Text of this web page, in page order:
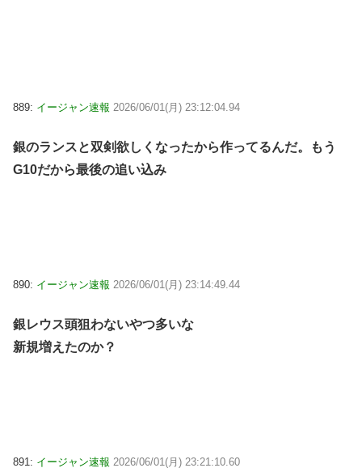
889: イージャン速報 2026/06/01(月) 23:12:04.94
銀のランスと双剣欲しくなったから作ってるんだ。もう
G10だから最後の追い込み
890: イージャン速報 2026/06/01(月) 23:14:49.44
銀レウス頭狙わないやつ多いな
新規増えたのか？
891: イージャン速報 2026/06/01(月) 23:21:10.60